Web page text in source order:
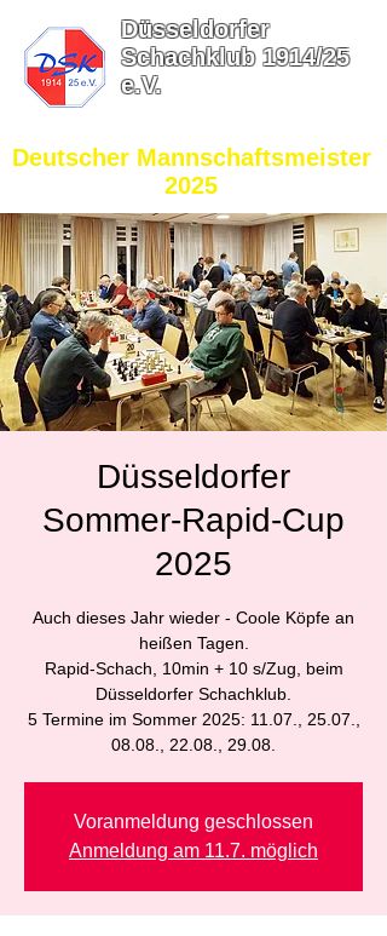
Düsseldorfer
Schachklub 1914/25
e.V.
​Deutscher Mannschaftsmeister
2025
Düsseldorfer
Sommer-Rapid-Cup
2025
Auch dieses Jahr wieder - Coole Köpfe an
heißen Tagen.
Rapid-Schach, 10min + 10 s/Zug, beim
Düsseldorfer Schachklub.
5 Termine im Sommer 2025: 11.07., 25.07.,
08.08., 22.08., 29.08.
Voranmeldung geschlossen
Anmeldung am 11.7. möglich